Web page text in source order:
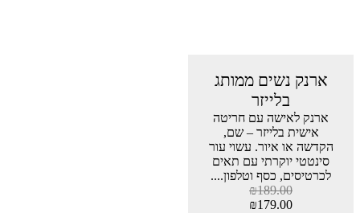
ארנק נשים ממותג
בלייזר
ארנק לאישה עם חריטה
אישית בלייזר – שם,
הקדשה או איור. עשוי עור
סינטטי יוקרתי עם תאים
לכרטיסים, כסף וטלפון....
₪189.00
₪179.00